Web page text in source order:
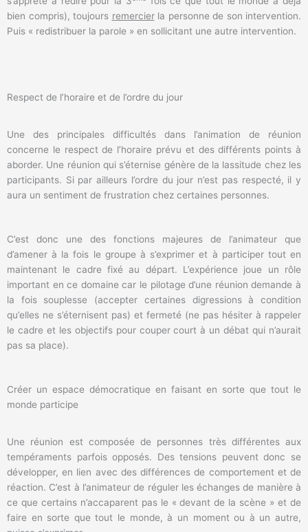
bien compris), toujours remercierla personne de son intervention.
Puis « redistribuer la parole » en sollicitant une autre intervention.
Respect de l’horaire et de l’ordre du jour
Une des principales difficultés dans l’animation de réunion
concerne le respect de l’horaire prévu et des différents points à
aborder. Une réunion qui s’éternise génère de la lassitude chez les
participants. Si par ailleurs l’ordre du jour n’est pas respecté, il y
aura un sentiment de frustration chez certaines personnes.
C’est donc une des fonctions majeures de l’animateur que
d’amener à la fois le groupe à s’exprimer et à participer tout en
maintenant le cadre fixé au départ. L’expérience joue un rôle
important en ce domaine car le pilotage d’une réunion demande à
la fois souplesse (accepter certaines digressions à condition
qu’elles ne s’éternisent pas) et fermeté (ne pas hésiter à rappeler
le cadre et les objectifs pour couper court à un débat qui n’aurait
pas sa place).
Créer un espace démocratique en faisant en sorte que tout le
monde participe
Une réunion est composée de personnes très différentes aux
tempéraments parfois opposés. Des tensions peuvent donc se
développer, en lien avec des différences de comportement et de
réaction. C’est à l’animateur de réguler les échanges de manière à
ce que certains n’accaparent pas le « devant de la scène » et de
faire en sorte que tout le monde, à un moment ou à un autre,